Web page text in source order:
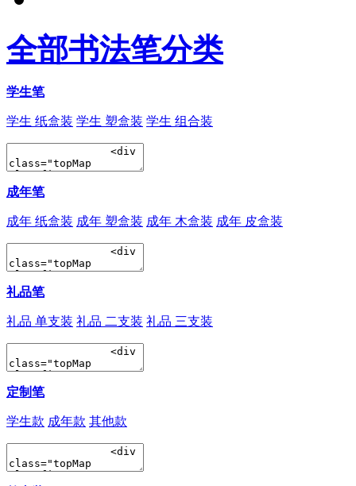
全部书法笔分类
学生笔
学生 纸盒装 学生 塑盒装 学生 组合装
成年笔
成年 纸盒装 成年 塑盒装 成年 木盒装 成年 皮盒装
礼品笔
礼品 单支装 礼品 二支装 礼品 三支装
定制笔
学生款 成年款 其他款